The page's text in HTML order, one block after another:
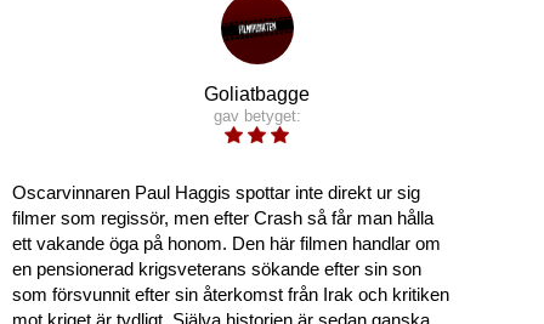
Goliatbagge
gav betyget:
Oscarvinnaren Paul Haggis spottar inte direkt ur sig
filmer som regissör, men efter Crash så får man hålla
ett vakande öga på honom. Den här filmen handlar om
en pensionerad krigsveterans sökande efter sin son
som försvunnit efter sin återkomst från Irak och kritiken
mot kriget är tydligt. Själva historien är sedan ganska